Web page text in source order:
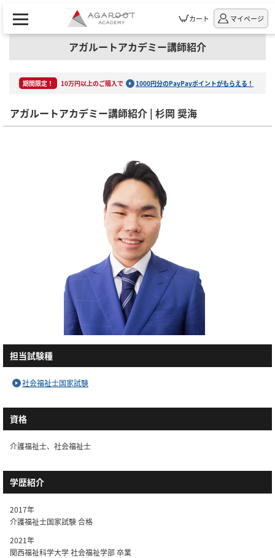
カート マイページ
アガルートアカデミー講師紹介
期間限定！ 10万円以上のご購入で 1000円分のPayPayポイントがもらえる！
アガルートアカデミー講師紹介 | 杉岡 奨海
担当試験種
社会福祉士国家試験
資格
介護福祉士、社会福祉士
学歴紹介
2017年
介護福祉士国家試験 合格
2021年
関西福祉科学大学 社会福祉学部 卒業